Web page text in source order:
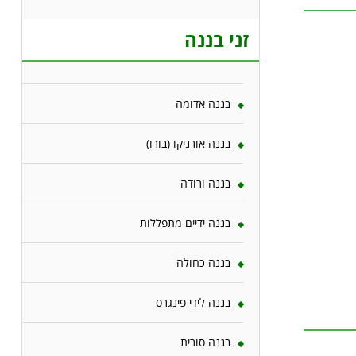
זני בננה
בננה אדומה
בננה אורניקו (בורו)
בננה ורודה
בננה ידיים מתפללות
בננה כחולה
בננה לידי פינגרס
בננה סורית